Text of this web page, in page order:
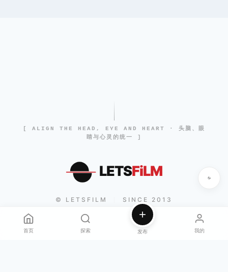
[ ALIGN THE HEAD, EYE AND HEART · 头脑、眼
睛与心灵的统一 ]
LETSFiLM
© LETSFILM SINCE 2013
首页 探索 发布 我的